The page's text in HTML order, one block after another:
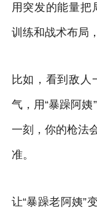
用突发的能量把
训练和战术布局
比如，看到敌人
气，用“暴躁阿
一刻，你的枪法
准。
让“暴躁老阿姨”